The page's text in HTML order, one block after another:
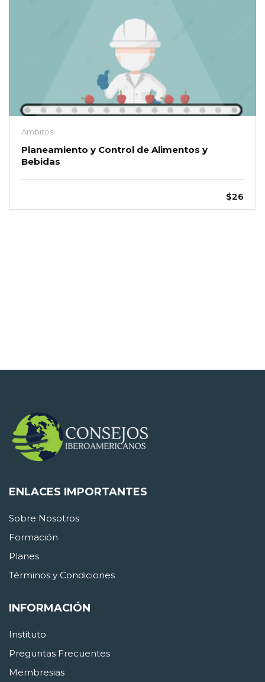
Ambitos
Planeamiento y Control de Alimentos y
Bebidas
$26
ENLACES IMPORTANTES
Sobre Nosotros
Formación
Planes
Términos y Condiciones
INFORMACIÓN
Instituto
Preguntas Frecuentes
Membresias